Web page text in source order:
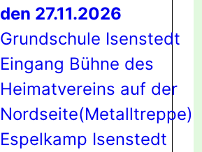
den 27.11.2026
Grundschule Isenstedt
Eingang Bühne des
Heimatvereins auf der
Nordseite(Metalltreppe)
Espelkamp Isenstedt